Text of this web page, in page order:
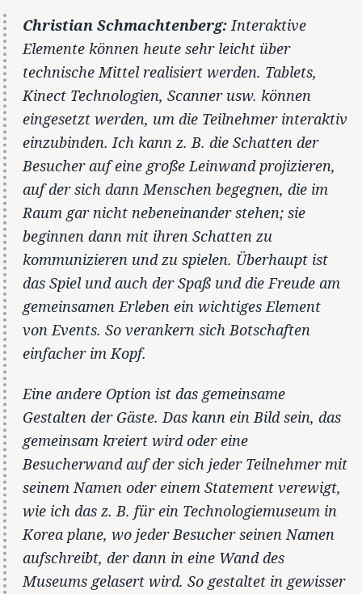
Christian Schmachtenberg:Interaktive
Elemente können heute sehr leicht über
technische Mittel realisiert werden. Tablets,
Kinect Technologien, Scanner usw. können
eingesetzt werden, um die Teilnehmer interaktiv
einzubinden. Ich kann z. B. die Schatten der
Besucher auf eine große Leinwand projizieren,
auf der sich dann Menschen begegnen, die im
Raum gar nicht nebeneinander stehen; sie
beginnen dann mit ihren Schatten zu
kommunizieren und zu spielen. Überhaupt ist
das Spiel und auch der Spaß und die Freude am
gemeinsamen Erleben ein wichtiges Element
von Events. So verankern sich Botschaften
einfacher im Kopf.
Eine andere Option ist das gemeinsame
Gestalten der Gäste. Das kann ein Bild sein, das
gemeinsam kreiert wird oder eine
Besucherwand auf der sich jeder Teilnehmer mit
seinem Namen oder einem Statement verewigt,
wie ich das z. B. für ein Technologiemuseum in
Korea plane, wo jeder Besucher seinen Namen
aufschreibt, der dann in eine Wand des
Museums gelasert wird. So gestaltet in gewisser